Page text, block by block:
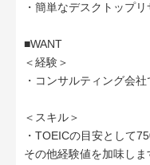
・簡単なデスクトップリ
■WANT
＜経験＞
・コンサルティング会
＜スキル＞
・TOEICの目安として
その他経験値を加味しま